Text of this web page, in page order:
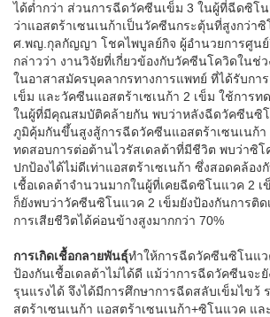
ได้ต่ำกว่า ส่วนการฉีดวัคซีนเข็ม 3 ในผู้ที่ฉีดซิโ
ว่าแอสตร้าเซนเนก้าเป็นวัคซีนกระตุ้นที่สูงกว่า
ศ.พญ.กุลกัญญา โชคไพบูลย์กิจ ผู้อำนวยการศูนย์
กล่าวว่า งานวิจัยที่เกี่ยวข้องกับวัคซีนโควิดในช่
ในอาสาสมัครบุคลากรทางการแพทย์ ที่ได้รับก
เข็ม และวัคซีนแอสตร้าเซเนก้า 2 เข็ม ใช้การท
ในผู้ที่มีคุณสมบัติคล้ายกัน พบว่าหลังฉีดวัคซีนซิ
ภูมิคุ้มกันขึ้นสูงสู้การฉีดวัคซีนแอสตร้าเซนเนก้า
ทดสอบการต่อต้านไวรัสเดลต้าที่มีชีวิต พบว่าซิโ
ปกป้องได้ไม่ดีเท่าแอสตร้าเซเนก้า ซึ่งสอดคล้อง
เชื้อเดลต้าจำนวนมากในผู้ที่เคยฉีดซิโนแวค 2 เ
ก็ยังพบว่าวัคซีนซิโนแวค 2 เข็มยังป้องกันการติด
การเสียชีวิตได้ค่อนข้างสูงมากกว่า 70%
การเกิดเชื้อกลายพันธุ์ทำให้การฉีดวัคซีนซิโนแว
ป้องกันเชื้อเดลต้าไม่ได้ดี แม้ว่าการฉีดวัคซีนจะ
รุนแรงได้ จึงได้มีการศึกษาการฉีดสลับเข็มไขว้
สตร้าเซนเนก้า แอสตร้าเซนเนก้า+ซิโนแวค แล